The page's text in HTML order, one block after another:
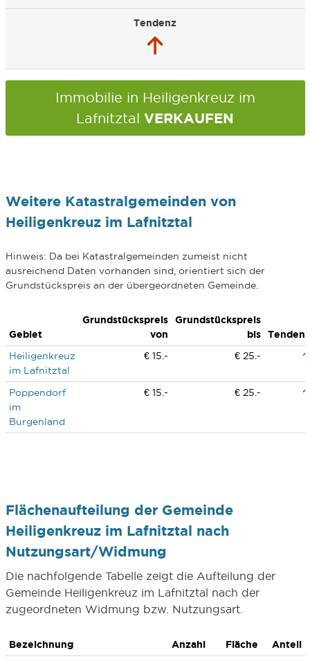
Tendenz
Immobilie in Heiligenkreuz im
Lafnitztal VERKAUFEN
Weitere Katastralgemeinden von
Heiligenkreuz im Lafnitztal
Hinweis: Da bei Katastralgemeinden zumeist nicht
ausreichend Daten vorhanden sind, orientiert sich der
Grundstückspreis an der übergeordneten Gemeinde.
Gebiet
Grundstückspreis
von
Grundstückspreis
bis
Tendenz
Heiligenkreuz
im Lafnitztal
€ 15.- € 25.-
Poppendorf
im
Burgenland
€ 15.- € 25.-
Flächenaufteilung der Gemeinde
Heiligenkreuz im Lafnitztal nach
Nutzungsart/Widmung
Die nachfolgende Tabelle zeigt die Aufteilung der
Gemeinde Heiligenkreuz im Lafnitztal nach der
zugeordneten Widmung bzw. Nutzungsart.
Bezeichnung Anzahl Fläche
Anteil